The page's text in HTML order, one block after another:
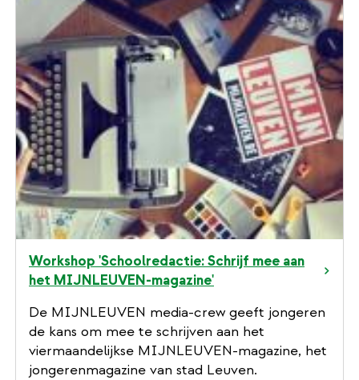
Workshop 'Schoolredactie: Schrijf mee aan
het MIJNLEUVEN-magazine'
De MIJNLEUVEN media-crew geeft jongeren
de kans om mee te schrijven aan het
viermaandelijkse MIJNLEUVEN-magazine, het
jongerenmagazine van stad Leuven.